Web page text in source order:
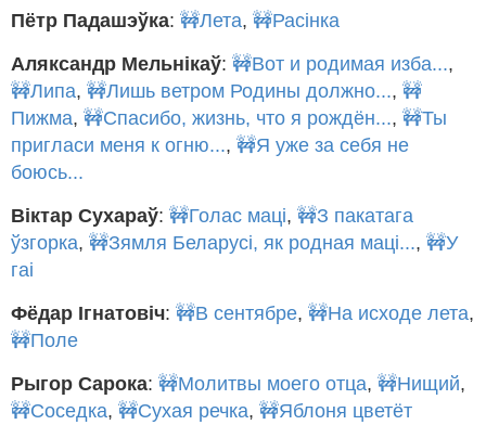
Пётр Падашэўка: 🚧Лета, 🚧Расінка
Аляксандр Мельнікаў: 🚧Вот и родимая изба...,
🚧Липа, 🚧Лишь ветром Родины должно..., 🚧
Пижма, 🚧Спасибо, жизнь, что я рождён..., 🚧Ты
пригласи меня к огню..., 🚧Я уже за себя не
боюсь...
Віктар Сухараў: 🚧Голас маці, 🚧З пакатага
ўзгорка, 🚧Зямля Беларусі, як родная маці..., 🚧У
гаі
Фёдар Ігнатовіч: 🚧В сентябре, 🚧На исходе лета,
🚧Поле
Рыгор Сарока: 🚧Молитвы моего отца, 🚧Нищий,
🚧Соседка, 🚧Сухая речка, 🚧Яблоня цветёт